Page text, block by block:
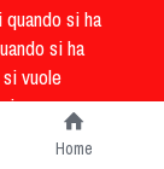
si ha
si ha
vuole
Home